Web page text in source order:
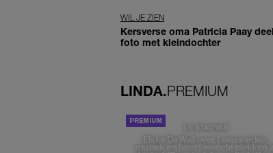
WIL JE ZIEN
Kersverse oma Patricia Paay
foto met kleindochter
LINDA.PREMIUM
DE STAD VAN
Elske DeWall over Leeuwarden,
muziek en haar favoriete plekken in